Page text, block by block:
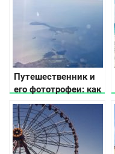
Путешественник и
его фототрофеи: как
сделать удачные
трэвел-снимки